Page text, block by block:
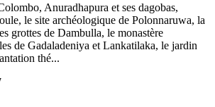
Anuradhapura et ses dagobas,
le site archéologique de Polonnaruwa, la
grottes de Dambulla, le monastère
de Gadaladeniya et Lankatilaka, le jardin
thé...